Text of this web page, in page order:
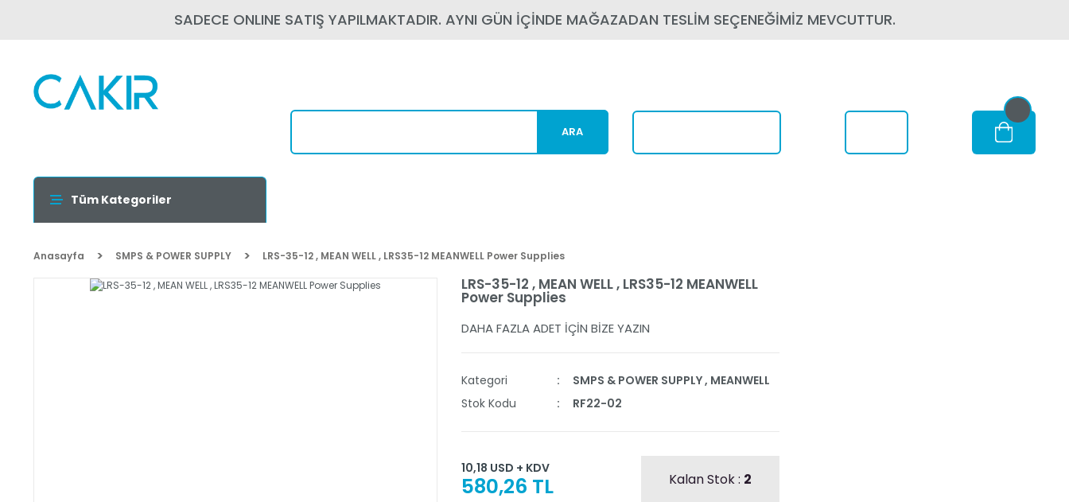
SADECE ONLINE SATIŞ YAPILMAKTADIR. AYNI GÜN İÇİNDE MAĞAZADAN TESLİM SEÇENEĞİMİZ MEVCUTTUR.
ARA
Tüm Kategoriler
Anasayfa SMPS & POWER SUPPLY LRS-35-12 , MEAN WELL , LRS35-12 MEANWELL Power Supplies
LRS-35-12 , MEAN WELL , LRS35-12 MEANWELL
Power Supplies
DAHA FAZLA ADET İÇİN BİZE YAZIN
Kategori SMPS & POWER SUPPLY, MEANWELL
Stok Kodu
RF22-02
10,18 USD + KDV
580,26 TL Kalan Stok : 2